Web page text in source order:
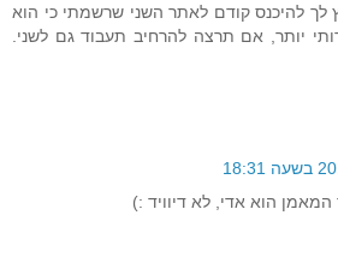
לך להיכנס קודם לאתר השני שרשמתי כי הוא
יותר, אם תרצה להרחיב תעבוד גם לשני.
המאמן הוא אדי, לא דיוויד :)